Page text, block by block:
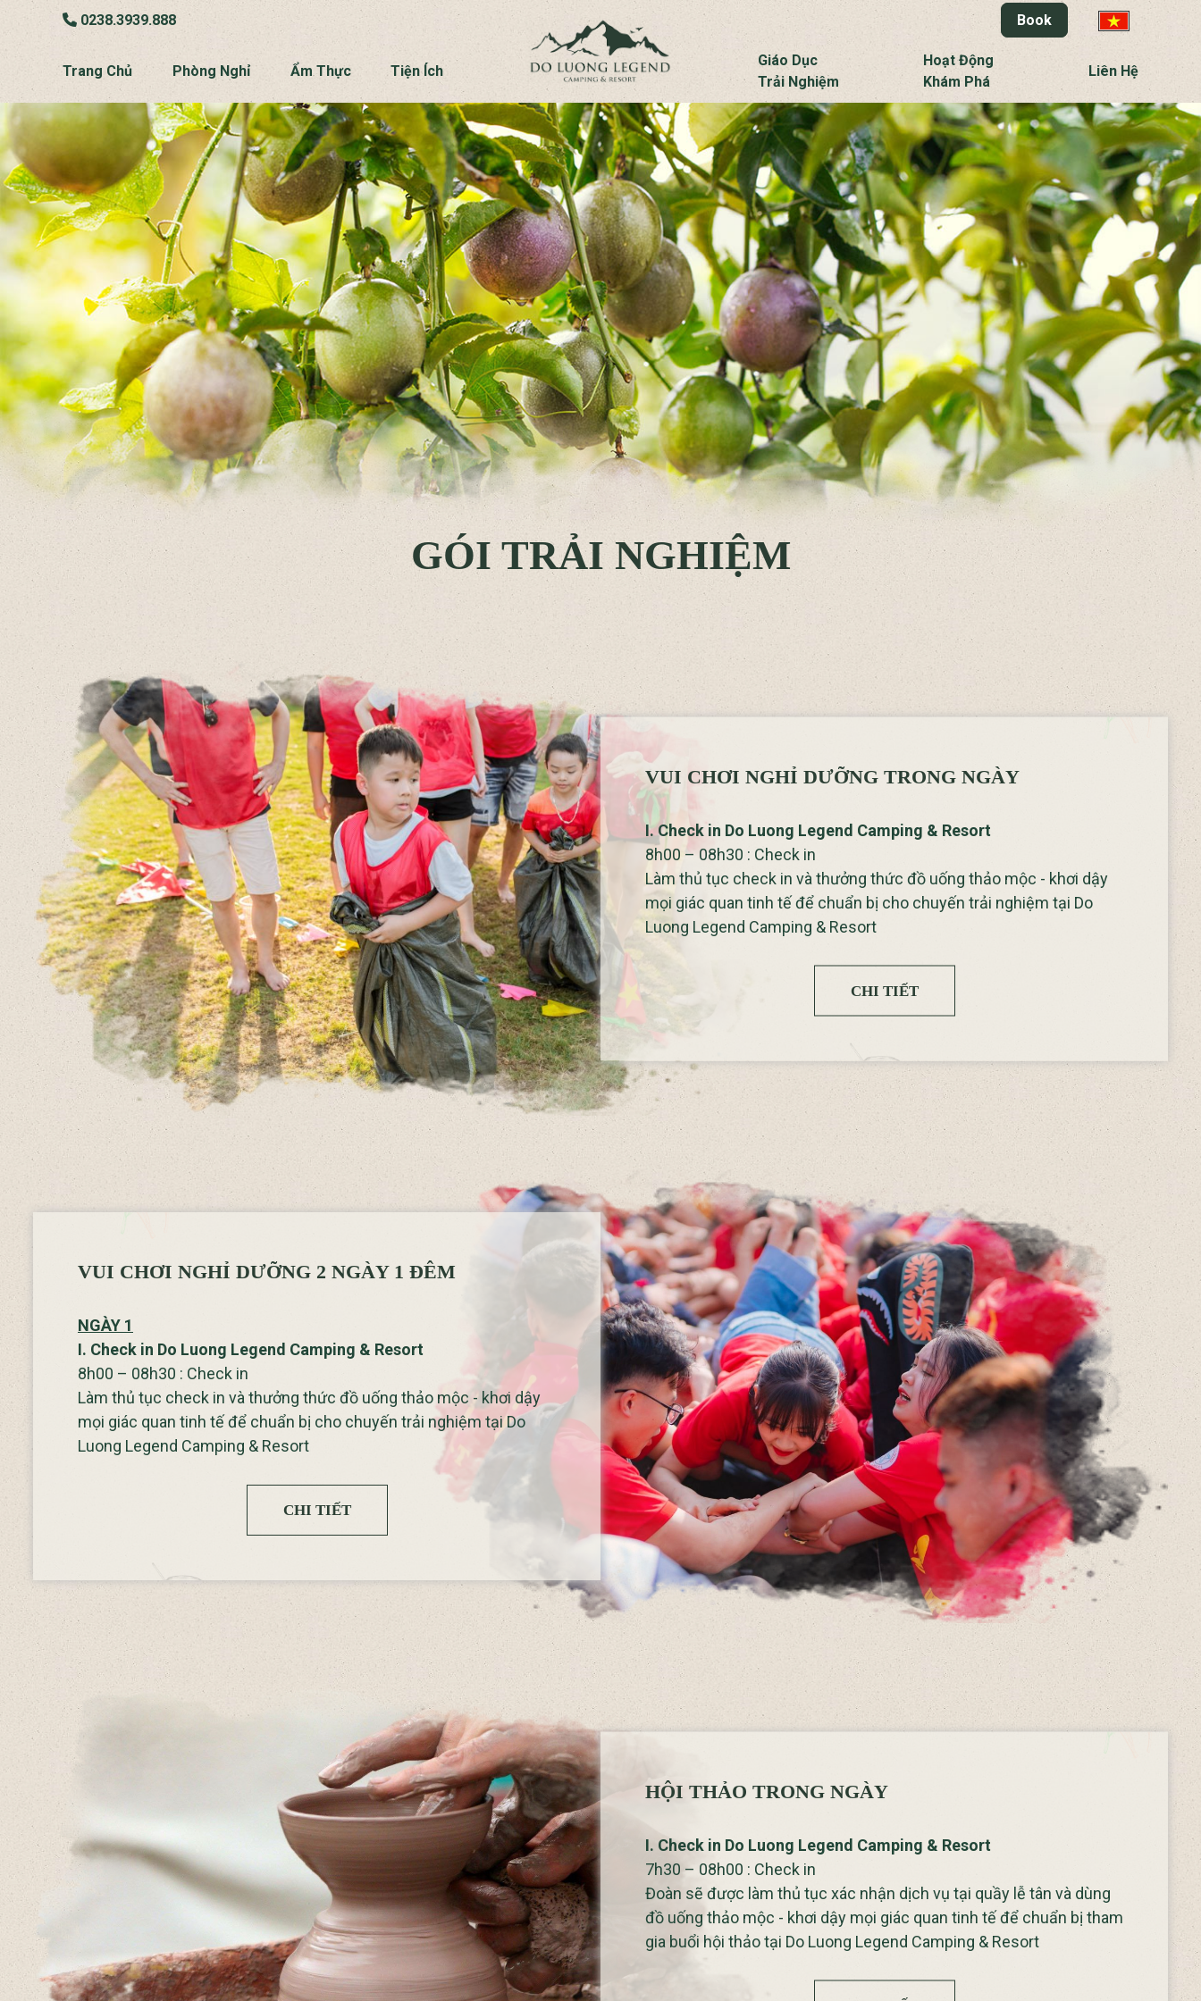
0238.3939.888 Book
Trang Chủ Phòng Nghỉ Ẩm Thực Tiện Ích
Giáo Dục
Trải Nghiệm
Hoạt Động
Khám Phá
Liên Hệ
GÓI TRẢI NGHIỆM
VUI CHƠI NGHỈ DƯỠNG TRONG NGÀY
I. Check in Do Luong Legend Camping & Resort
8h00 – 08h30 : Check in
Làm thủ tục check in và thưởng thức đồ uống thảo mộc - khơi dậy
mọi giác quan tinh tế để chuẩn bị cho chuyến trải nghiệm tại Do
Luong Legend Camping & Resort
CHI TIẾT
VUI CHƠI NGHỈ DƯỠNG 2 NGÀY 1 ĐÊM
NGÀY 1
I. Check in Do Luong Legend Camping & Resort
8h00 – 08h30 : Check in
Làm thủ tục check in và thưởng thức đồ uống thảo mộc - khơi dậy
mọi giác quan tinh tế để chuẩn bị cho chuyến trải nghiệm tại Do
Luong Legend Camping & Resort
CHI TIẾT
HỘI THẢO TRONG NGÀY
I. Check in Do Luong Legend Camping & Resort
7h30 – 08h00 : Check in
Đoàn sẽ được làm thủ tục xác nhận dịch vụ tại quầy lễ tân và dùng
đồ uống thảo mộc - khơi dậy mọi giác quan tinh tế để chuẩn bị tham
gia buổi hội thảo tại Do Luong Legend Camping & Resort